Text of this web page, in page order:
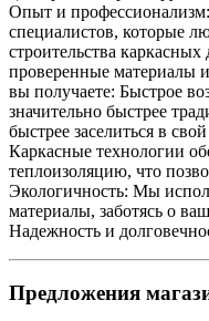
Опыт и
специалистов, которые
строительства
проверенные материалы
вы получаете: Быстрое
значительно быстрее
быстрее заселиться в
Каркасные технологии
теплоизоляцию, что
Экологичность: Мы
материалы, заботясь о
Надежность и
Предложения